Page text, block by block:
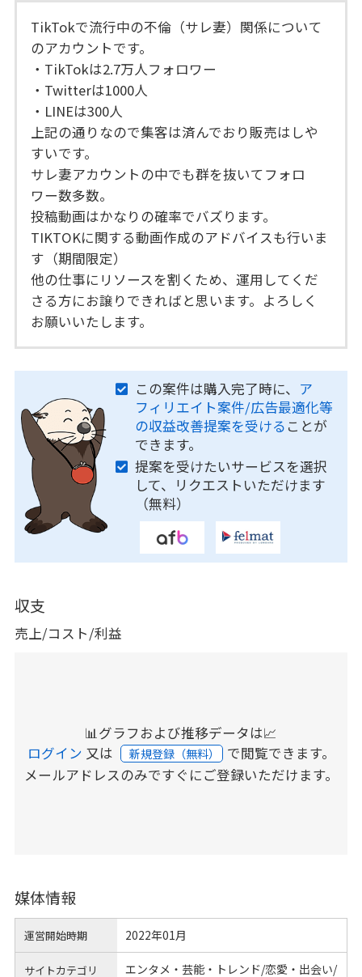
TikTokで流行中の不倫（サレ妻）関係について
のアカウントです。
・TikTokは2.7万人フォロワー
・Twitterは1000人
・LINEは300人
上記の通りなので集客は済んでおり販売はしや
すいです。
サレ妻アカウントの中でも群を抜いてフォロ
ワー数多数。
投稿動画はかなりの確率でバズります。
TIKTOKに関する動画作成のアドバイスも行いま
す（期間限定）
他の仕事にリソースを割くため、運用してくだ
さる方にお譲りできればと思います。よろしく
お願いいたします。
この案件は購入完了時に、 ア
フィリエイト案件/広告最適化等
の収益改善提案を受ける ことが
できます。
提案を受けたいサービスを選択
して、リクエストいただけます
（無料）
収支
売上/コスト/利益
📊グラフおよび推移データは📈
ログイン 又は 新規登録（無料） で閲覧できます。
メールアドレスのみですぐにご登録いただけます。
媒体情報
運営開始時期 2022年01月
サイトカテゴリ エンタメ・芸能・トレンド/恋愛・出会い/